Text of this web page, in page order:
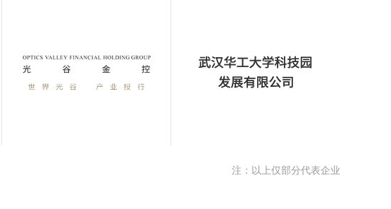
注：以上仅部分代表企业